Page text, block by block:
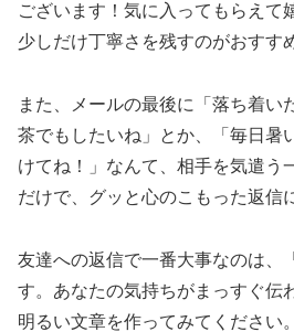
ございます！気に入ってもらえて
少しだけ丁寧さを残すのがおすす
また、メールの最後に「落ち着い
茶でもしたいね」とか、「毎日暑
けてね！」なんて、相手を気遣う
だけで、グッと心のこもった返信
友達への返信で一番大事なのは、
す。あなたの気持ちがまっすぐ伝
明るい文章を作ってみてください。